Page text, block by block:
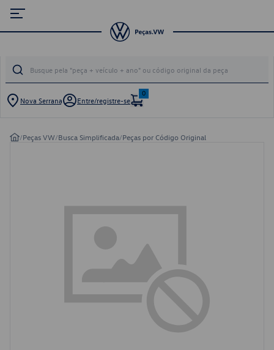
Nova Serrana Entre/registre-se
0
/Peças VW/Busca Simplificada/Peças por Código Original